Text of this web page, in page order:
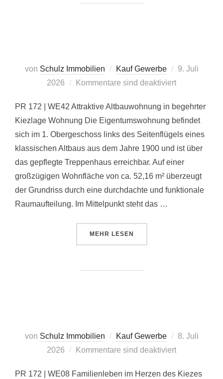
von Schulz Immobilien Kauf Gewerbe
Veröffentlicht
9. Juli
2026
Kommentare sind deaktiviert
PR 172 | WE42 Attraktive Altbauwohnung in begehrter
Kiezlage Wohnung Die Eigentumswohnung befindet
sich im 1. Obergeschoss links des Seitenflügels eines
klassischen Altbaus aus dem Jahre 1900 und ist über
das gepflegte Treppenhaus erreichbar. Auf einer
großzügigen Wohnfläche von ca. 52,16 m² überzeugt
der Grundriss durch eine durchdachte und funktionale
Raumaufteilung. Im Mittelpunkt steht das …
MEHR ÜBER „PR 172 | WE42“
LESEN
von Schulz Immobilien Kauf Gewerbe
Veröffentlicht
8. Juli
2026
Kommentare sind deaktiviert
PR 172 | WE08 Familienleben im Herzen des Kiezes